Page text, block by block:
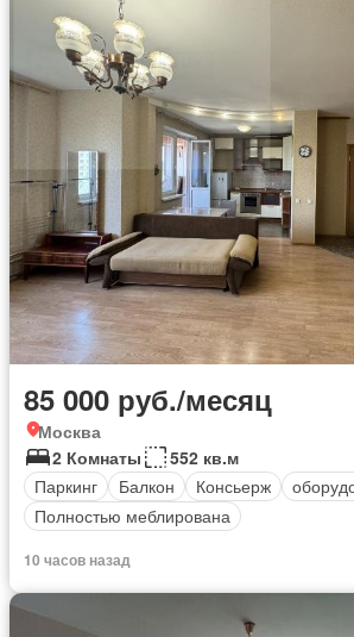
85 000 руб./месяц
Москва
2 Комнаты
552 кв.м
Паркинг
Балкон Консьерж
Полностью меблирована
10 часов назад